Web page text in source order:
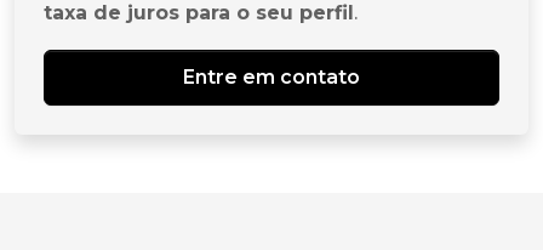
taxa de juros para o seu perfil.
Entre em contato